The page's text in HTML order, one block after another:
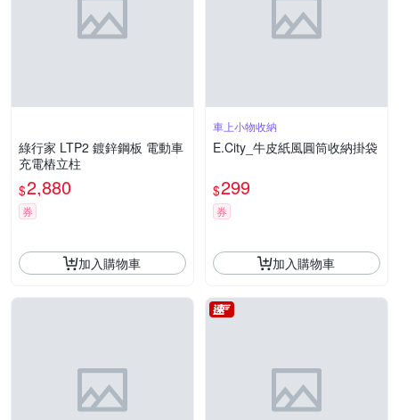
綠行家 LTP2 鍍鋅鋼板 電動車
充電樁立柱
$2,880
券
加入購物車
車上小物收納
E.City_牛皮紙風圓筒收納掛袋
$299
券
加入購物車